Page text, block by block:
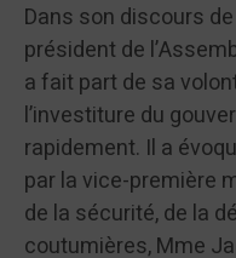
Dans son discours
président de
a fait part de sa
l’investiture du
rapidement. Il a
par la vice-première
de la sécurité, de la
coutumières, Mme